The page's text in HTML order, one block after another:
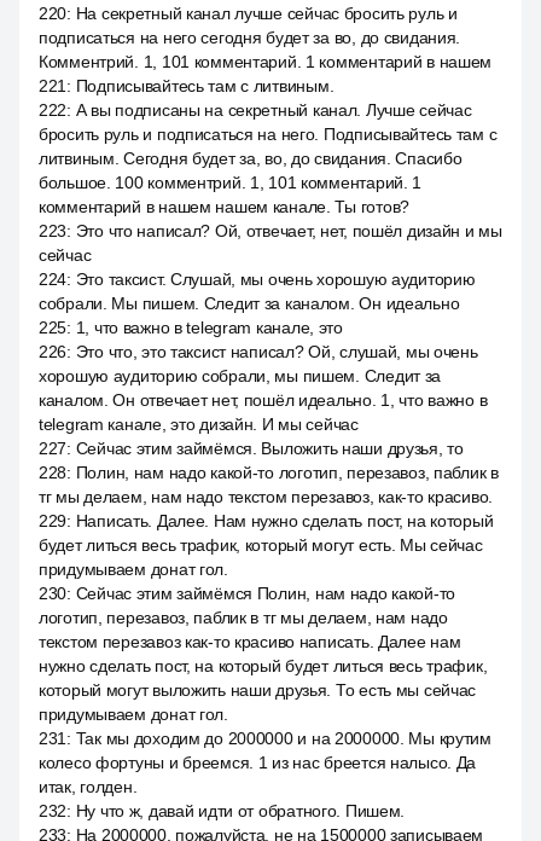
220: На секретный канал лучше сейчас бросить руль и
подписаться на него сегодня будет за во, до свидания.
Комментрий. 1, 101 комментарий. 1 комментарий в нашем
221 : Подписывайтесь там с литвиным.
222: А вы подписаны на секретный канал. Лучше сейчас
бросить руль и подписаться на него. Подписывайтесь там с
литвиным. Сегодня будет за, во, до свидания. Спасибо
большое. 100 комментрий. 1, 101 комментарий. 1
комментарий в нашем нашем канале. Ты готов?
223: Это что написал? Ой, отвечает, нет, пошёл дизайн и мы
сейчас
224: Это таксист. Слушай, мы очень хорошую аудиторию
собрали. Мы пишем. Следит за каналом. Он идеально
225: 1, что важно в telegram канале, это
226: Это что, это таксист написал? Ой, слушай, мы очень
хорошую аудиторию собрали, мы пишем. Следит за
каналом. Он отвечает нет, пошёл идеально. 1, что важно в
telegram канале, это дизайн. И мы сейчас
227: Сейчас этим займёмся. Выложить наши друзья, то
228: Полин, нам надо какой-то логотип, перезавоз, паблик в
тг мы делаем, нам надо текстом перезавоз, как-то красиво.
229: Написать. Далее. Нам нужно сделать пост, на который
будет литься весь трафик, который могут есть. Мы сейчас
придумываем донат гол.
230: Сейчас этим займёмся Полин, нам надо какой-то
логотип, перезавоз, паблик в тг мы делаем, нам надо
текстом перезавоз как-то красиво написать. Далее нам
нужно сделать пост, на который будет литься весь трафик,
который могут выложить наши друзья. То есть мы сейчас
придумываем донат гол.
231 : Так мы доходим до 2000000 и на 2000000. Мы крутим
колесо фортуны и бреемся. 1 из нас бреется налысо. Да
итак, голден.
232: Ну что ж, давай идти от обратного. Пишем.
233: На 2000000, пожалуйста, не на 1500000 записываем